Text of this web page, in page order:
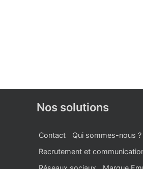
Nos solutions
Contact Qui sommes-nous ?
Recrutement et